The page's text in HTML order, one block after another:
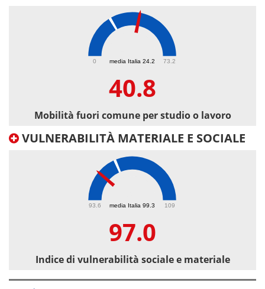
media Italia 24.2
0 73.2
40.8
Mobilità fuori comune per studio o lavoro
VULNERABILITÀ MATERIALE E SOCIALE
media Italia 99.3
93.6 109
97.0
Indice di vulnerabilità sociale e materiale